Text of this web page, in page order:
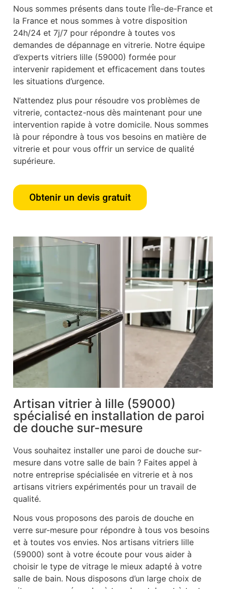
Nous sommes présents dans toute l’Île-de-France et
la France et nous sommes à votre disposition
24h/24 et 7j/7 pour répondre à toutes vos
demandes de dépannage en vitrerie. Notre équipe
d’experts vitriers lille (59000) formée pour
intervenir rapidement et efficacement dans toutes
les situations d’urgence.
N’attendez plus pour résoudre vos problèmes de
vitrerie, contactez-nous dès maintenant pour une
intervention rapide à votre domicile. Nous sommes
là pour répondre à tous vos besoins en matière de
vitrerie et pour vous offrir un service de qualité
supérieure.
Obtenir un devis gratuit
Artisan vitrier à lille (59000)
spécialisé en installation de paroi
de douche sur-mesure
Vous souhaitez installer une paroi de douche sur-
mesure dans votre salle de bain ? Faites appel à
notre entreprise spécialisée en vitrerie et à nos
artisans vitriers expérimentés pour un travail de
qualité.
Nous vous proposons des parois de douche en
verre sur-mesure pour répondre à tous vos besoins
et à toutes vos envies. Nos artisans vitriers lille
(59000) sont à votre écoute pour vous aider à
choisir le type de vitrage le mieux adapté à votre
salle de bain. Nous disposons d’un large choix de